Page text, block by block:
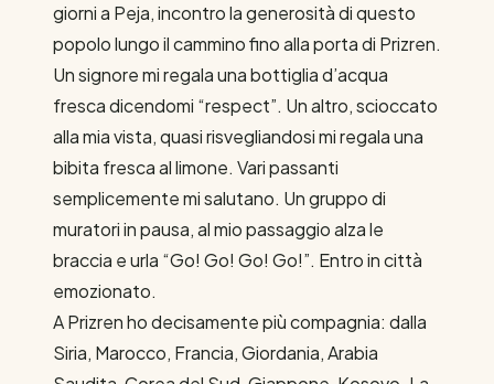
giorni a Peja, incontro la generosità di questo
popolo lungo il cammino fino alla porta di Prizren.
Un signore mi regala una bottiglia d’acqua
fresca dicendomi “respect”. Un altro, scioccato
alla mia vista, quasi risvegliandosi mi regala una
bibita fresca al limone. Vari passanti
semplicemente mi salutano. Un gruppo di
muratori in pausa, al mio passaggio alza le
braccia e urla “Go! Go! Go! Go!”. Entro in città
emozionato.
A Prizren ho decisamente più compagnia: dalla
Siria, Marocco, Francia, Giordania, Arabia